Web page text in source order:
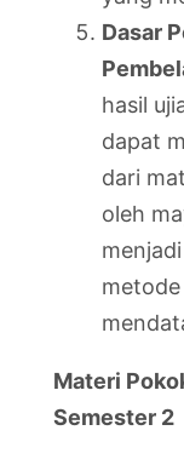
Dasar
hasil
dapat
dari
oleh
Materi
Semester 2